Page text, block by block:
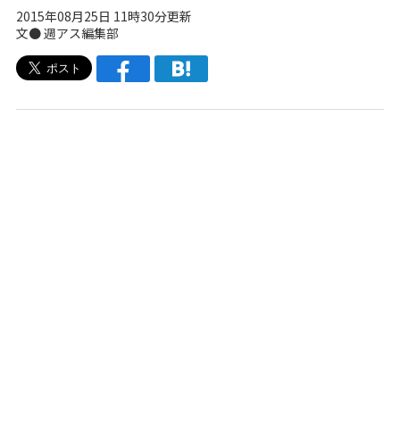
2015年08月25日 11時30分更新
文●週アス編集部